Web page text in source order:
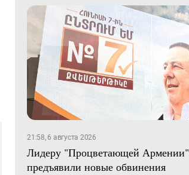
21:58, 6 августа 2026
Лидеру "Процветающей Армении"
предъявили новые обвинения